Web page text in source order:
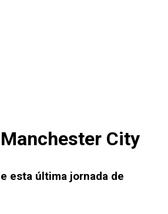
City
esta última jornada de